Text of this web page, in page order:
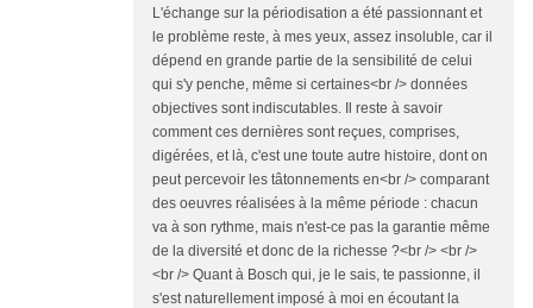
L'échange sur la périodisation a été passionnant et
le problème reste, à mes yeux, assez insoluble, car il
dépend en grande partie de la sensibilité de celui
qui s'y penche, même si certaines<br /> données
objectives sont indiscutables. Il reste à savoir
comment ces dernières sont reçues, comprises,
digérées, et là, c'est une toute autre histoire, dont on
peut percevoir les tâtonnements en<br /> comparant
des oeuvres réalisées à la même période : chacun
va à son rythme, mais n'est-ce pas la garantie même
de la diversité et donc de la richesse ?<br /> <br />
<br /> Quant à Bosch qui, je le sais, te passionne, il
s'est naturellement imposé à moi en écoutant la